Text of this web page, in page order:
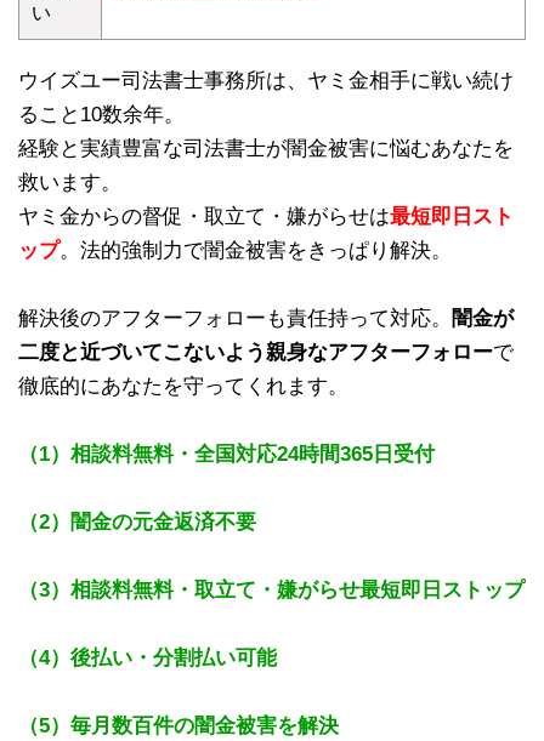
い
ウイズユー司法書士事務所は、ヤミ金相手に戦い続け
ること10数余年。
経験と実績豊富な司法書士が闇金被害に悩むあなたを
救います。
ヤミ金からの督促・取立て・嫌がらせは最短即日スト
ップ。法的強制力で闇金被害をきっぱり解決。
解決後のアフターフォローも責任持って対応。
闇金が
二度と近づいてこないよう親身なアフターフォローで
徹底的にあなたを守ってくれます。
（1）相談料無料・全国対応24時間365日受付
（2）闇金の元金返済不要
（3）相談料無料・取立て・嫌がらせ最短即日ストップ
（4）後払い・分割払い可能
（5）毎月数百件の闇金被害を解決